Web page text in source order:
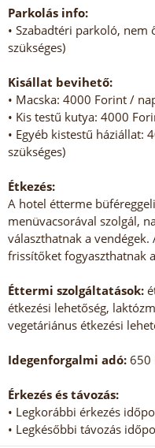
Parkolás info:
• Szabadtéri parkoló, nem
szükséges)
Kisállat bevihető:
• Macska: 4000 Forint /
• Kis testű kutya: 4000
• Egyéb kistestű háziállat:
szükséges)
Étkezés:
A hotel étterme
menüvacsorával szolgál,
választhatnak a
frissítőket fogyaszthatnak
Éttermi szolgáltatások:
étkezési lehetőség,
vegetáriánus étkezési
Idegenforgalmi adó: 650
Érkezés és távozás:
• Legkorábbi érkezés
• Legkésőbbi távozás